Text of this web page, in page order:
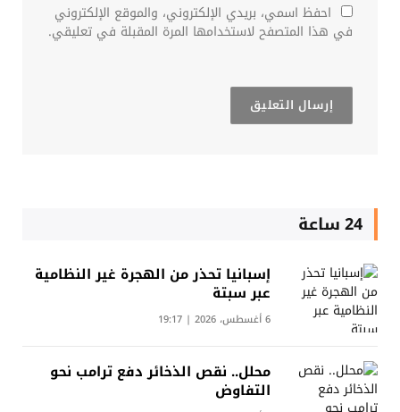
احفظ اسمي، بريدي الإلكتروني، والموقع الإلكتروني
في هذا المتصفح لاستخدامها المرة المقبلة في تعليقي.
24 ساعة
إسبانيا تحذر من الهجرة غير النظامية
عبر سبتة
6 أغسطس، 2026 | 19:17
محلل.. نقص الذخائر دفع ترامب نحو
التفاوض